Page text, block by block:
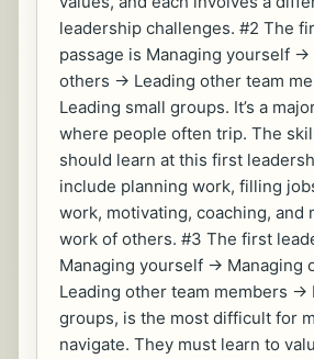
leadership challenges. #2 The
passage is Managing yourself ->
others -> Leading other team
Leading small groups. It’s a
where people often trip. The
should learn at this first
include planning work, filling
work, motivating, coaching, and
work of others. #3 The first
Managing yourself -> Managing
Leading other team members ->
groups, is the most difficult for
navigate. They must learn to